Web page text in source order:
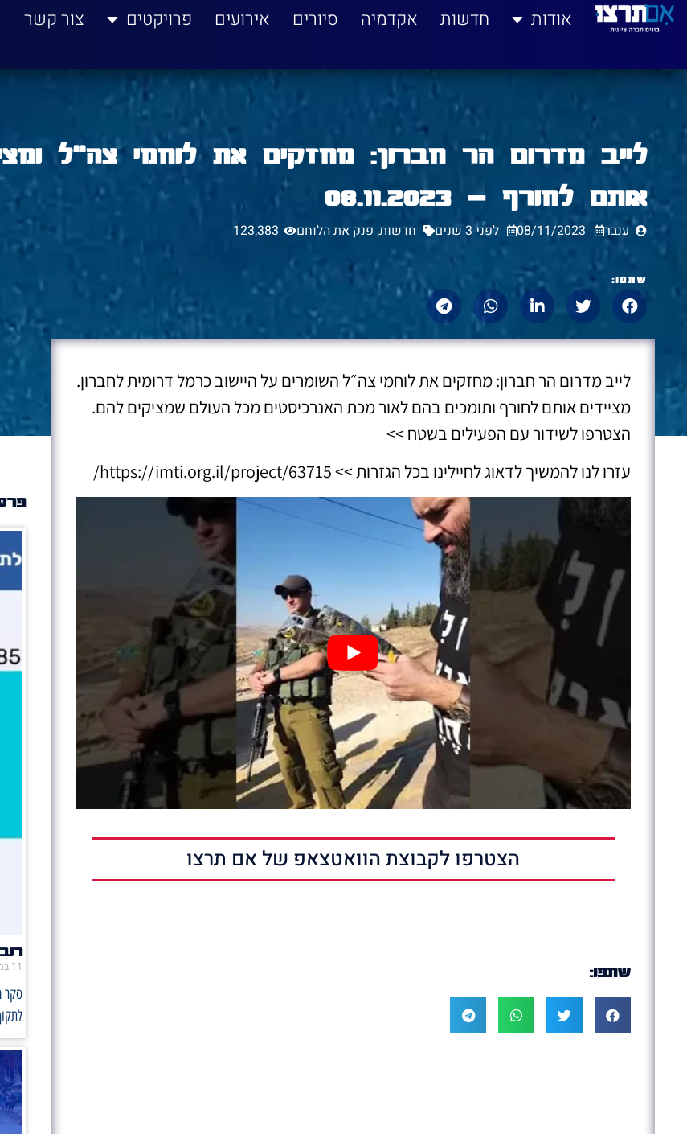
לתוכן אודות חדשות אקדמיה סיורים אירועים פרויקטים צור קשר
לייב מדרום הר חברון: מחזקים את לוחמי צה״ל
אותם לחורף – 08.11.2023
ענבר 08/11/2023 לפני 3 שנים חדשות, פנק את הלוחם 123,383
שתפו:
לייב מדרום הר חברון: מחזקים את לוחמי צה״ל השומרים על היישוב כרמל דרומית לחברון.
מציידים אותם לחורף ותומכים בהם לאור מכת האנרכיסטים מכל העולם שמציקים להם.
הצטרפו לשידור עם הפעילים בשטח >>
עזרו לנו להמשיך לדאוג לחיילינו בכל הגזרות >> https://imti.org.il/project/63715/
הצטרפו לקבוצת הוואטצאפ של אם תרצו
שתפו: 11 במרץ 2026
סקר